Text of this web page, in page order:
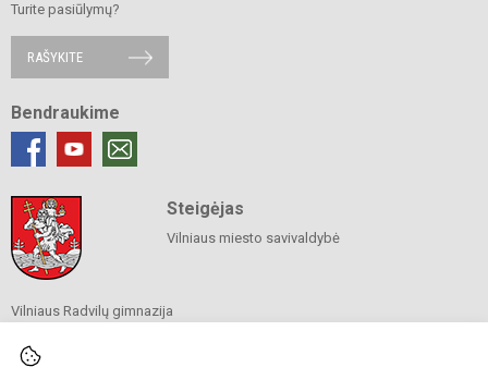
Turite pasiūlymų?
RAŠYKITE
Bendraukime
Steigėjas
Vilniaus miesto savivaldybė
Vilniaus Radvilų gimnazija
Gelvonų g. 55, Vilnius 07135
Tel.(8 5) 240 5196